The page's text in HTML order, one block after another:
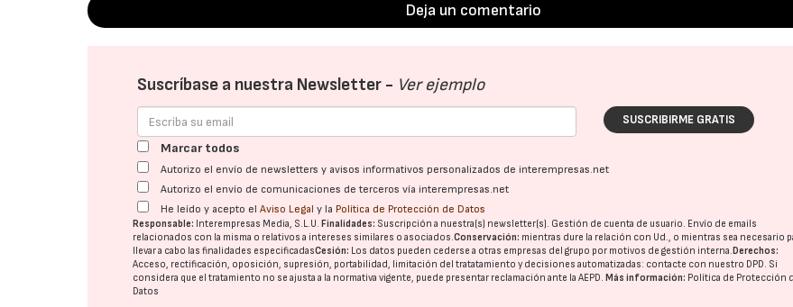
Deja un comentario
Suscríbase a nuestra Newsletter - Ver ejemplo
SUSCRIBIRME GRATIS
Marcar todos
Autorizo el envío de newsletters y avisos informativos personalizados de interempresas.net
Autorizo el envío de comunicaciones de terceros vía interempresas.net
He leído y acepto elAviso Legal y la Política de Protección de Datos
Responsable: Interempresas Media, S.L.U. Finalidades: Suscripción a nuestra(s) newsletter(s). Gestión de cuenta de usuario. Envío de emails
relacionados con la misma o relativos a intereses similares o asociados.Conservación: mientras dure la relación con Ud., o mientras sea necesario
llevar a cabo las finalidades especificadasCesión: Los datos pueden cederse a otras empresas del grupo por motivos de gestión interna. Derechos:
Acceso, rectificación, oposición, supresión, portabilidad, limitación del tratatamiento y decisiones automatizadas: contacte con nuestro DPD. Si
considera que el tratamiento no se ajusta a la normativa vigente, puede presentar reclamación ante laAEPD. Más información: Política de Protección
Datos